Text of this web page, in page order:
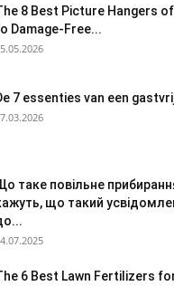
8 Best Picture Hangers
Damage-Free...
7 essenties van een
таке повільне
що такий
6 Best Lawn Fertilizers